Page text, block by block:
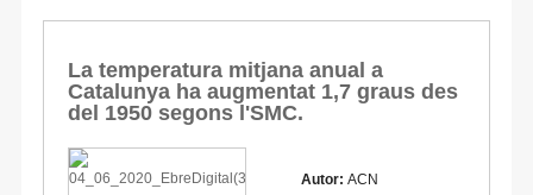
La temperatura mitjana anual a
Catalunya ha augmentat 1,7 graus des
del 1950 segons l'SMC.
Autor: ACN